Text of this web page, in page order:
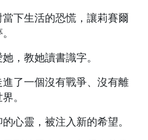
下生活的恐慌，讓莉賽爾
，教她讀書識字。
了一個沒有戰爭、沒有離
。
心靈，被注入新的希望。